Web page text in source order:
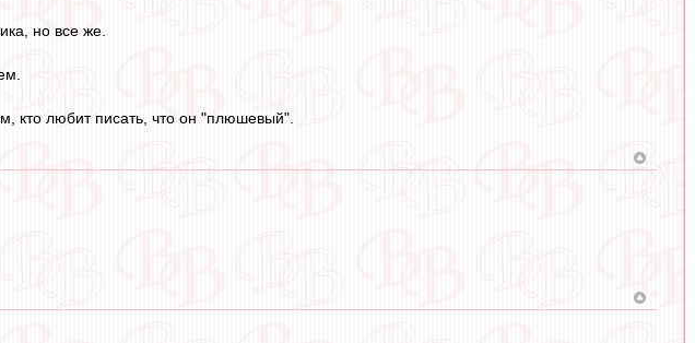
но все же.
кто любит писать, что он "плюшевый".